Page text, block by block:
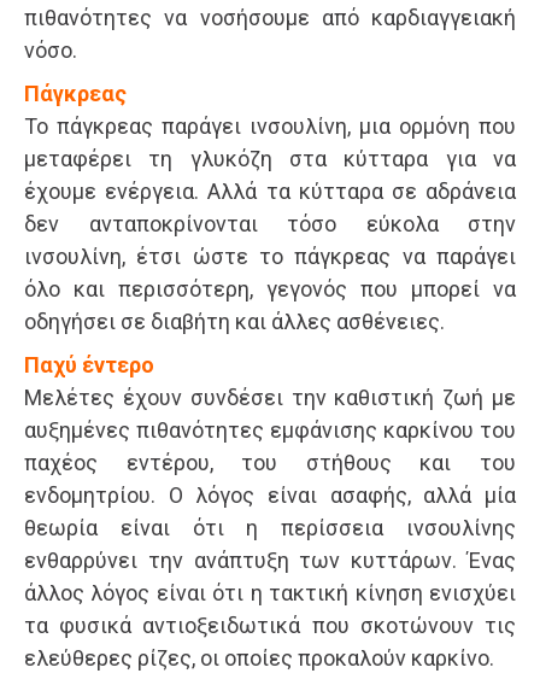
πιθανότητες να νοσήσουμε από καρδιαγγειακή
νόσο.
Πάγκρεας
Το πάγκρεας παράγει ινσουλίνη, μια ορμόνη που
μεταφέρει τη γλυκόζη στα κύτταρα για να
έχουμε ενέργεια. Αλλά τα κύτταρα σε αδράνεια
δεν ανταποκρίνονται τόσο εύκολα στην
ινσουλίνη, έτσι ώστε το πάγκρεας να παράγει
όλο και περισσότερη, γεγονός που μπορεί να
οδηγήσει σε διαβήτη και άλλες ασθένειες.
Παχύ έντερο
Μελέτες έχουν συνδέσει την καθιστική ζωή με
αυξημένες πιθανότητες εμφάνισης καρκίνου του
παχέoς εντέρου, του στήθους και του
ενδομητρίου. Ο λόγος είναι ασαφής, αλλά μία
θεωρία είναι ότι η περίσσεια ινσουλίνης
ενθαρρύνει την ανάπτυξη των κυττάρων. Ένας
άλλος λόγος είναι ότι η τακτική κίνηση ενισχύει
τα φυσικά αντιοξειδωτικά που σκοτώνουν τις
ελεύθερες ρίζες, οι οποίες προκαλούν καρκίνο.